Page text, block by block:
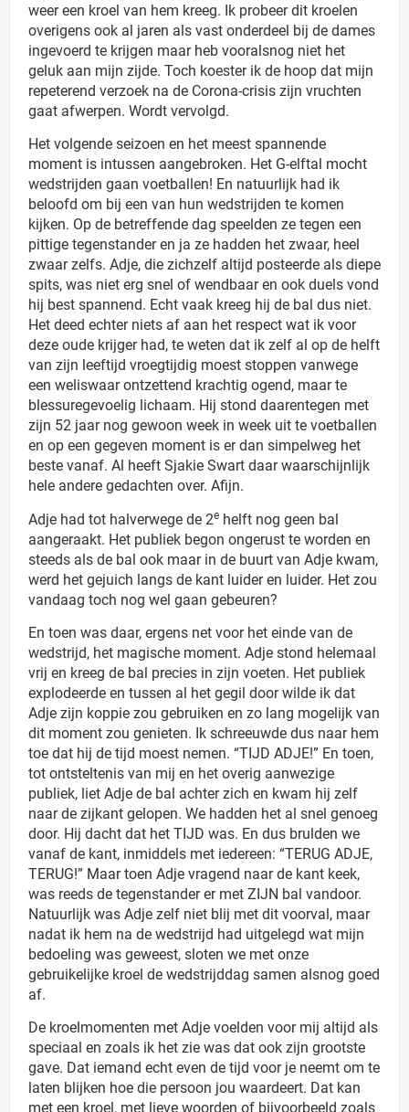
weer een kroel van hem kreeg. Ik probeer dit kroelen
overigens ook al jaren als vast onderdeel bij de dames
ingevoerd te krijgen maar heb vooralsnog niet het
geluk aan mijn zijde. Toch koester ik de hoop dat mijn
repeterend verzoek na de Corona-crisis zijn vruchten
gaat afwerpen. Wordt vervolgd.
Het volgende seizoen en het meest spannende
moment is intussen aangebroken. Het G-elftal mocht
wedstrijden gaan voetballen! En natuurlijk had ik
beloofd om bij een van hun wedstrijden te komen
kijken. Op de betreffende dag speelden ze tegen een
pittige tegenstander en ja ze hadden het zwaar, heel
zwaar zelfs. Adje, die zichzelf altijd posteerde als diepe
spits, was niet erg snel of wendbaar en ook duels vond
hij best spannend. Echt vaak kreeg hij de bal dus niet.
Het deed echter niets af aan het respect wat ik voor
deze oude krijger had, te weten dat ik zelf al op de helft
van zijn leeftijd vroegtijdig moest stoppen vanwege
een weliswaar ontzettend krachtig ogend, maar te
blessuregevoelig lichaam. Hij stond daarentegen met
zijn 52 jaar nog gewoon week in week uit te voetballen
en op een gegeven moment is er dan simpelweg het
beste vanaf. Al heeft Sjakie Swart daar waarschijnlijk
hele andere gedachten over. Afijn.
Adje had tot halverwege de 2e helft nog geen bal
aangeraakt. Het publiek begon ongerust te worden en
steeds als de bal ook maar in de buurt van Adje kwam,
werd het gejuich langs de kant luider en luider. Het zou
vandaag toch nog wel gaan gebeuren?
En toen was daar, ergens net voor het einde van de
wedstrijd, het magische moment. Adje stond helemaal
vrij en kreeg de bal precies in zijn voeten. Het publiek
explodeerde en tussen al het gegil door wilde ik dat
Adje zijn koppie zou gebruiken en zo lang mogelijk van
dit moment zou genieten. Ik schreeuwde dus naar hem
toe dat hij de tijd moest nemen. “TIJD ADJE!” En toen,
tot ontsteltenis van mij en het overig aanwezige
publiek, liet Adje de bal achter zich en kwam hij zelf
naar de zijkant gelopen. We hadden het al snel genoeg
door. Hij dacht dat het TIJD was. En dus brulden we
vanaf de kant, inmiddels met iedereen: “TERUG ADJE,
TERUG!” Maar toen Adje vragend naar de kant keek,
was reeds de tegenstander er met ZIJN bal vandoor.
Natuurlijk was Adje zelf niet blij met dit voorval, maar
nadat ik hem na de wedstrijd had uitgelegd wat mijn
bedoeling was geweest, sloten we met onze
gebruikelijke kroel de wedstrijddag samen alsnog goed
af.
De kroelmomenten met Adje voelden voor mij altijd als
speciaal en zoals ik het zie was dat ook zijn grootste
gave. Dat iemand echt even de tijd voor je neemt om te
laten blijken hoe die persoon jou waardeert. Dat kan
met een kroel, met lieve woorden of bijvoorbeeld zoals